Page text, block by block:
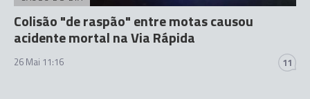
Colisão "de raspão" entre motas causou
acidente mortal na Via Rápida
26 Mai 11:16 11